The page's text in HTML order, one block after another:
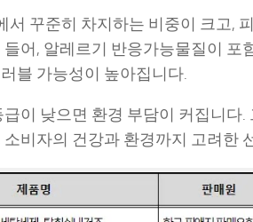
서 꾸준히 차지하는 비중이 크고,
어, 알레르기 반응가능물질이 포
블 가능성이 높아집니다.
이 낮으면 환경 부담이 커집니다
비자의 건강과 환경까지 고려한